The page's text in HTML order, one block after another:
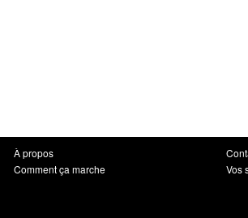
À propos
Comment ça marche
Vos